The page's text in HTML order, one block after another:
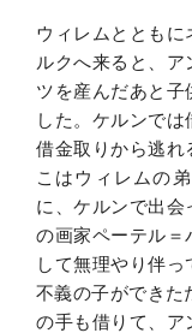
ウィレムととも
ルクへ来ると、
ツを産んだあと子
した。ケルンで
借金取りから逃れ
こはウィレムの
に、ケルンで出会
の画家ペーテル＝
して無理やり伴
不義の子ができた
の手も借りて、ア